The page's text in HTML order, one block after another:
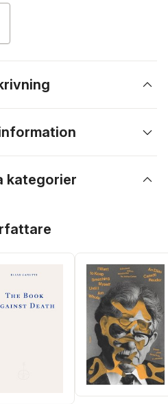
kategorier